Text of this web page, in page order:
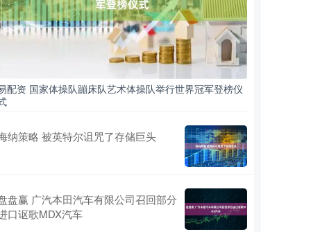
配资 国家体操队蹦床队艺术体操队举行世界冠军登榜仪
纳策略 被英特尔诅咒了存储巨头
盘赢 广汽本田汽车有限公司召回部分
口讴歌MDX汽车